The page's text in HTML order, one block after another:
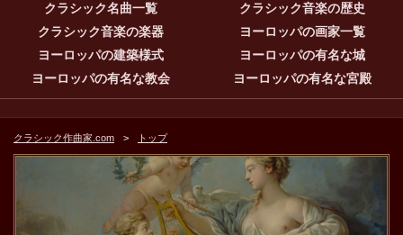
クラシック名曲一覧
クラシック音楽の歴史
クラシック音楽の楽器
ヨーロッパの画家一覧
ヨーロッパの建築様式
ヨーロッパの有名な城
ヨーロッパの有名な教会
ヨーロッパの有名な宮殿
クラシック作曲家.com トップ